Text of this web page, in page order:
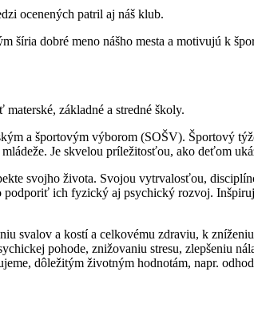
ocenených patril aj náš klub.
dobré meno nášho mesta a motivujú k
základné a stredné školy.
a športovým výborom (SOŠV). Športový
Je skvelou príležitosťou, ako deťom
svojho života. Svojou vytrvalosťou,
ich fyzický aj psychický rozvoj.
svalov a kostí a celkovému zdraviu, k
pohode, znižovaniu stresu, zlepšeniu
dôležitým životným hodnotám, napr.